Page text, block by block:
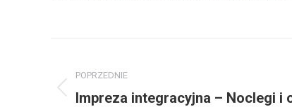
wpisów
POPRZEDNIE
Poprzedni
Impreza integracyjna – Noclegi i